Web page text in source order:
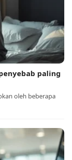
paling
oleh beberapa